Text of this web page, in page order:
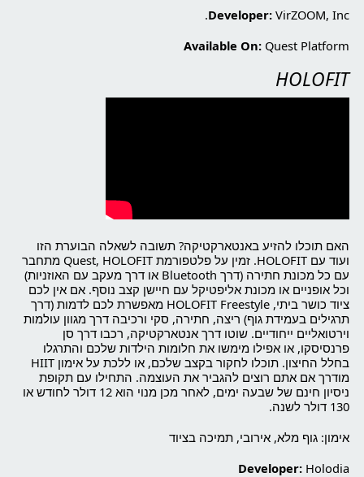
Developer: VirZOOM, Inc.
Available On: Quest Platform
HOLOFIT
האם תוכלו להזיע באנטארקטיקה? תשובה לשאלה הבוערת הזו
ועוד עם HOLOFIT. זמין על פלטפורמת Quest, HOLOFIT מתחבר
עם כל מכונת חתירה (דרך Bluetooth או דרך מעקב עם האוזניות)
וכל אופניים או מכונת אליפטיקל עם חיישן קצב נוסף. אם אין לכם
ציוד כושר ביתי, HOLOFIT Freestyle מאפשרת לכם לדמות (דרך
תרגילים בעמידת גוף) ריצה, חתירה, סקי ורכיבה דרך מגוון עולמות
וירטואליים ייחודיים. שוטו דרך אנטארקטיקה, רכבו דרך סן
פרנסיסקו, או אפילו מימשו את חלומות הילדות שלכם והתרגלו
בחלל החיצון. תוכלו לחקור בקצב שלכם, או ללכת על אימון HIIT
מודרך אם אתם רוצים להגביר את העוצמה. התחילו עם תקופת
ניסיון חינם של שבעה ימים, לאחר מכן מנוי הוא 12 דולר לחודש או
130 דולר לשנה.
אימון: גוף מלא, אירובי, תמיכה בציוד
Developer: Holodia